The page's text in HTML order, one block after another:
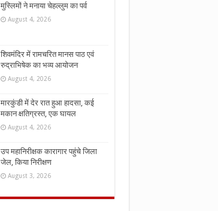
मुस्लिमों ने मनाया चेहल्लुम का पर्व
August 4, 2026
शिवमंदिर में रामचरित मानस पाठ एवं
रुद्राभिषेक का भव्य आयोजन
August 4, 2026
मारकुंडी में देर रात हुआ हादसा, कई
मकान क्षतिग्रस्त, एक घायल
August 4, 2026
उप महानिरीक्षक कारागार पहुंचे जिला
जेल, किया निरीक्षण
August 3, 2026